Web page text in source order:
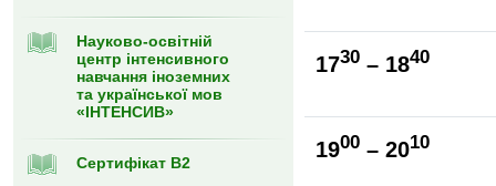
Науково-освітній
центр інтенсивного
навчання іноземних
та української мов
«ІНТЕНСИВ»
Сертифікат В2
1730 – 1840
1900 – 2010